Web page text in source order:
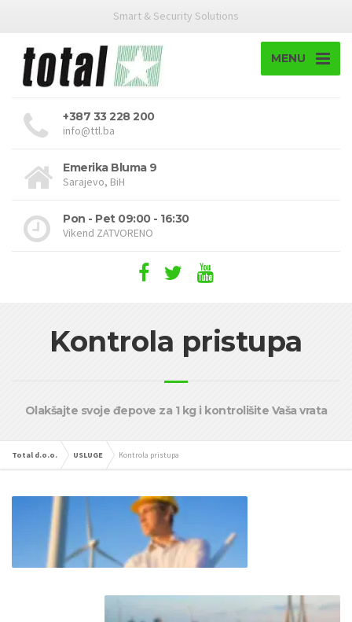
Smart & Security Solutions
MENU
+387 33 228 200
info@ttl.ba
Emerika Bluma 9
Sarajevo, BiH
Pon - Pet 09:00 - 16:30
Vikend ZATVORENO
Kontrola pristupa
Olakšajte svoje đepove za 1 kg i kontrolišite Vaša vrata
Total d.o.o. USLUGE Kontrola pristupa